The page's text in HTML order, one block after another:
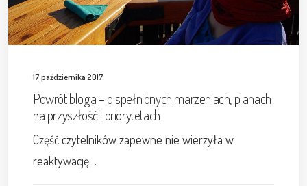
17 października 2017
Powrót bloga – o spełnionych marzeniach, planach
na przyszłość i priorytetach
Część czytelników zapewne nie wierzyła w
reaktywację…